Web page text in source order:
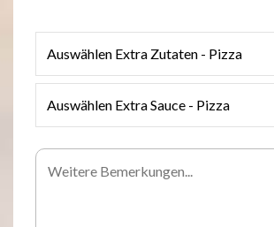
Auswählen Extra Zutaten - Pizza
Auswählen Extra Sauce - Pizza